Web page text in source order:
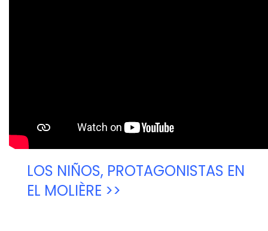
LOS NIÑOS, PROTAGONISTAS EN
EL MOLIÈRE >>